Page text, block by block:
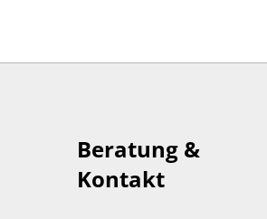
Beratung &
Kontakt